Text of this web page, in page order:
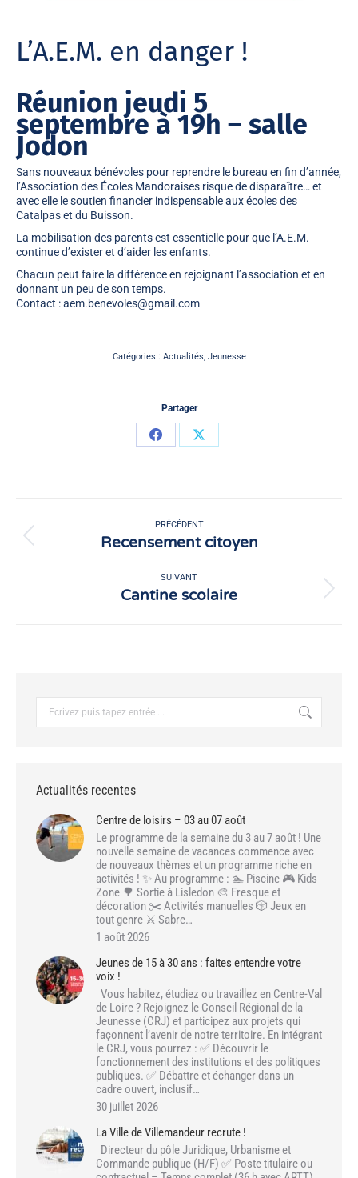
L’A.E.M. en danger !
Réunion jeudi 5
septembre à 19h – salle
Jodon
Sans nouveaux bénévoles pour reprendre le bureau en fin d’année,
l’Association des Écoles Mandoraises risque de disparaître… et
avec elle le soutien financier indispensable aux écoles des
Catalpas et du Buisson.
La mobilisation des parents est essentielle pour que l’A.E.M.
continue d’exister et d’aider les enfants.
Chacun peut faire la différence en rejoignant l’association et en
donnant un peu de son temps.
Contact : aem.benevoles@gmail.com
Catégories : Actualités, Jeunesse
Partager
PartagerPartager
article
PRÉCÉDENT
Article
Recensement citoyen
SUIVANT
Article
Cantine scolaire
Actualités recentes
Centre de loisirs – 03 au 07 août
Le programme de la semaine du 3 au 7 août ! Une
nouvelle semaine de vacances commence avec
de nouveaux thèmes et un programme riche en
activités ! ✨ Au programme : 🏊 Piscine 🎮 Kids
Zone 🌳 Sortie à Lisledon 🎨 Fresque et
décoration ✂️ Activités manuelles 🎲 Jeux en
tout genre ⚔️ Sabre…
1 août 2026
Jeunes de 15 à 30 ans : faites entendre votre
voix !
Vous habitez, étudiez ou travaillez en Centre-Val
de Loire ? Rejoignez le Conseil Régional de la
Jeunesse (CRJ) et participez aux projets qui
façonnent l’avenir de notre territoire. En intégrant
le CRJ, vous pourrez : ✅ Découvrir le
fonctionnement des institutions et des politiques
publiques. ✅ Débattre et échanger dans un
cadre ouvert, inclusif…
30 juillet 2026
La Ville de Villemandeur recrute !
Directeur du pôle Juridique, Urbanisme et
Commande publique (H/F) ✅ Poste titulaire ou